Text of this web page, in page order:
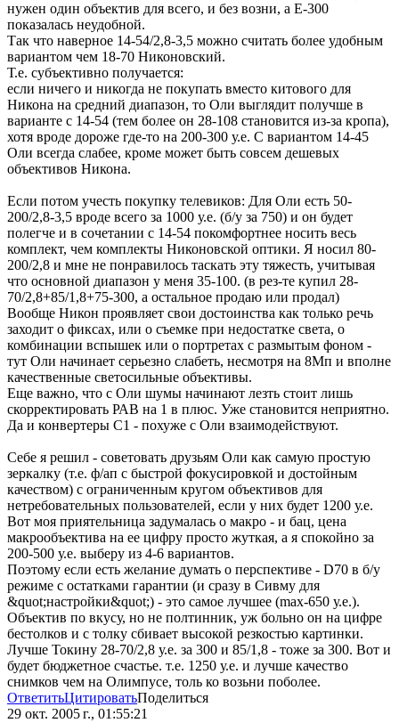
нужен один объектив для всего, и без возни, а E-300
показалась неудобной.
Так что наверное 14-54/2,8-3,5 можно считать более удобным
вариантом чем 18-70 Никоновский.
Т.е. субъективно получается:
если ничего и никогда не покупать вместо китового для
Никона на средний диапазон, то Оли выглядит получше в
варианте с 14-54 (тем более он 28-108 становится из-за кропа),
хотя вроде дороже где-то на 200-300 у.е. С вариантом 14-45
Оли всегда слабее, кроме может быть совсем дешевых
объективов Никона.
Если потом учесть покупку телевиков: Для Оли есть 50-
200/2,8-3,5 вроде всего за 1000 у.е. (б/у за 750) и он будет
полегче и в сочетании с 14-54 покомфортнее носить весь
комплект, чем комплекты Никоновской оптики. Я носил 80-
200/2,8 и мне не понравилось таскать эту тяжесть, учитывая
что основной диапазон у меня 35-100. (в рез-те купил 28-
70/2,8+85/1,8+75-300, а остальное продаю или продал)
Вообще Никон проявляет свои достоинства как только речь
заходит о фиксах, или о съемке при недостатке света, о
комбинации вспышек или о портретах с размытым фоном -
тут Оли начинает серьезно слабеть, несмотря на 8Мп и вполне
качественные светосильные объективы.
Еще важно, что с Оли шумы начинают лезть стоит лишь
скорректировать РАВ на 1 в плюс. Уже становится неприятно.
Да и конвертеры С1 - похуже с Оли взаимодействуют.
Себе я решил - советовать друзьям Оли как самую простую
зеркалку (т.е. ф/ап с быстрой фокусировкой и достойным
качеством) с ограниченным кругом объективов для
нетребовательных пользователей, если у них будет 1200 у.е.
Вот моя приятельница задумалась о макро - и бац, цена
макрообъектива на ее цифру просто жуткая, а я спокойно за
200-500 у.е. выберу из 4-6 вариантов.
Поэтому если есть желание думать о перспективе - D70 в б/у
режиме с остатками гарантии (и сразу в Сивму для
&quot;настройки&quot;) - это самое лучшее (max-650 у.е.).
Объектив по вкусу, но не полтинник, уж больно он на цифре
бестолков и с толку сбивает высокой резкостью картинки.
Лучше Токину 28-70/2,8 у.е. за 300 и 85/1,8 - тоже за 300. Вот и
будет бюджетное счастье. т.е. 1250 у.е. и лучше качество
снимков чем на Олимпусе, толь ко возьни поболее.
ОтветитьЦитироватьПоделиться
29 окт. 2005 г., 01:55:21